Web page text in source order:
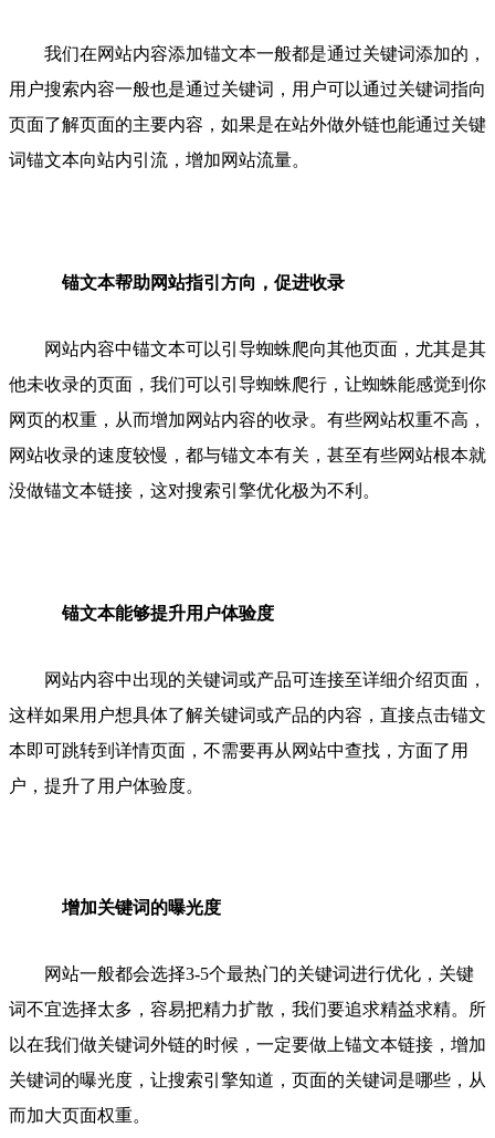
我们在网站内容添加锚文本一般都是通过关键词添加的，
用户搜索内容一般也是通过关键词，用户可以通过关键词指向
页面了解页面的主要内容，如果是在站外做外链也能通过关键
词锚文本向站内引流，增加网站流量。
锚文本帮助网站指引方向 ， 促进收录
网站内容中锚文本可以引导蜘蛛爬向其他页面，尤其是其
他未收录的页面，我们可以引导蜘蛛爬行，让蜘蛛能感觉到你
网页的权重，从而增加网站内容的收录。有些网站权重不高，
网站收录的速度较慢，都与锚文本有关，甚至有些网站根本就
没做锚文本链接，这对搜索引擎优化极为不利。
锚文本能够提升用户体验度
网站内容中出现的关键词或产品可连接至详细介绍页面，
这样如果用户想具体了解关键词或产品的内容，直接点击锚文
本即可跳转到详情页面，不需要再从网站中查找，方面了用
户，提升了用户体验度。
增加关键词的曝光度
网站一般都会选择3-5个最热门的关键词进行优化，关键
词不宜选择太多，容易把精力扩散，我们要追求精益求精。所
以在我们做关键词外链的时候，一定要做上锚文本链接，增加
关键词的曝光度，让搜索引擎知道，页面的关键词是哪些，从
而加大页面权重。